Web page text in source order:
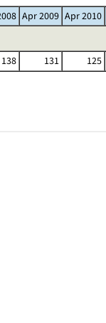
Apr 2009 Apr 2010
138 131 125